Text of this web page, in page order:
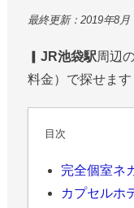
最終更新：2019年8月
JR池袋駅周辺
料金）で探せます
目次
完全個室ネ
カプセルホ